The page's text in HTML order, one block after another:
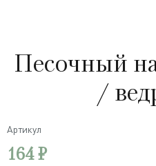
Песочный
/
Артикул
164 ₽